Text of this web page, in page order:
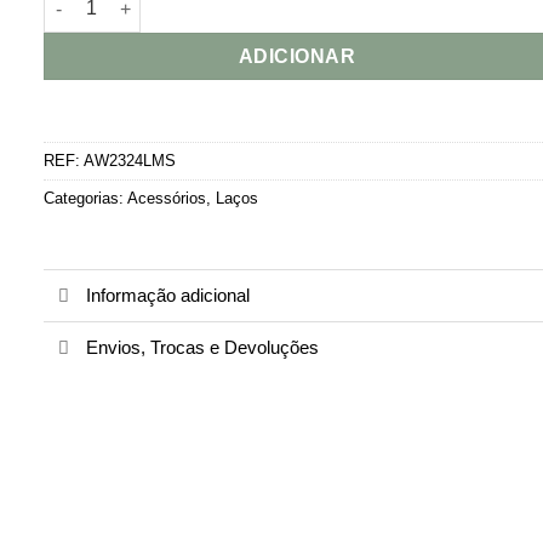
ADICIONAR
REF: AW2324LMS
Categorias: Acessórios Laços
Informação adicional
Envios, Trocas e Devoluções